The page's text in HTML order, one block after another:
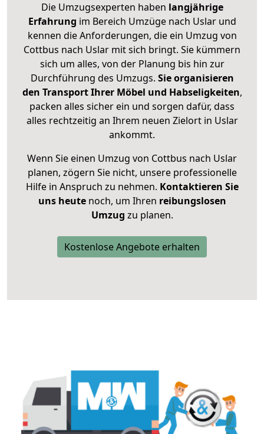
Die Umzugsexperten haben langjährige
Erfahrung im Bereich Umzüge nach Uslar und
kennen die Anforderungen, die ein Umzug von
Cottbus nach Uslar mit sich bringt. Sie kümmern
sich um alles, von der Planung bis hin zur
Durchführung des Umzugs. Sie organisieren
den Transport Ihrer Möbel und Habseligkeiten,
packen alles sicher ein und sorgen dafür, dass
alles rechtzeitig an Ihrem neuen Zielort in Uslar
ankommt.
Wenn Sie einen Umzug von Cottbus nach Uslar
planen, zögern Sie nicht, unsere professionelle
Hilfe in Anspruch zu nehmen. Kontaktieren Sie
uns heutenoch, um Ihren reibungslosen
Umzug zu planen.
Kostenlose Angebote erhalten